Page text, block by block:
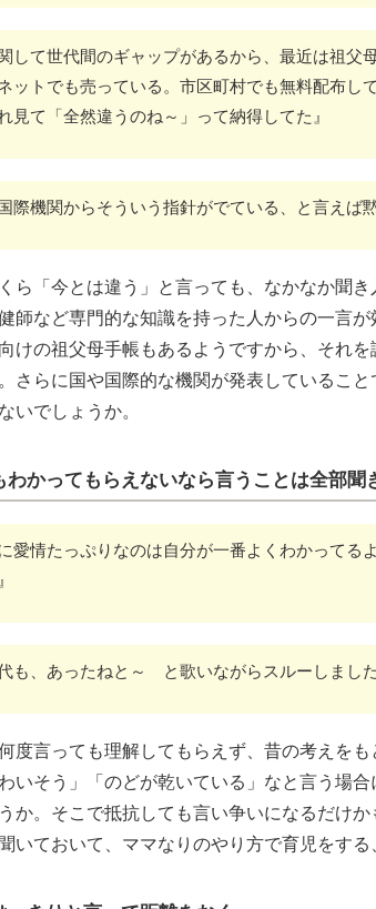
して世代間のギャップがあるから、最近は祖父
ットでも売っている。市区町村でも無料配布し
見て「全然違うのね～」って納得してた』
際機関からそういう指針がでている、と言えば
ら「今とは違う」と言っても、なかなか聞
師など専門的な知識を持った人からの一言が
けの祖父母手帳もあるようですから、それ
さらに国や国際的な機関が発表しているこ
いでしょうか。
わかってもらえないなら言うことは全部聞
に愛情たっぷりなのは自分が一番よくわかって
代も、あったねと～ と歌いながらスルーしました
度言っても理解してもらえず、昔の考えを
いそう」「のどが乾いている」なと言う場
か。そこで抵抗しても言い争いになるだけ
いておいて、ママなりのやり方で育児をする